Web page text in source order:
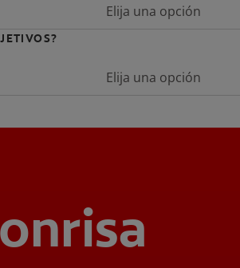
Elija una opción
Elija una opción